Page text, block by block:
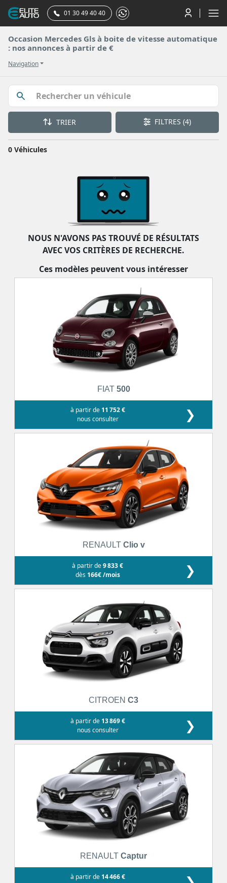
01 30 49 40 40
Occasion Mercedes Gls à boite de vitesse automatique
: nos annonces à partir de €
Navigation
TRIER FILTRES(4)
0 Véhicules
NOUS N'AVONS PAS TROUVÉ DE RÉSULTATS
AVEC VOS CRITÈRES DE RECHERCHE.
Ces modèles peuvent vous intéresser
FIAT 500
à partir de 11 752 €
nous consulter
❯
RENAULT Clio v
à partir de9 833 €
dès 166€ /mois ❯
CITROEN C3
à partir de 13 869 €
nous consulter
❯
RENAULT Captur
à partir de 14 466 €